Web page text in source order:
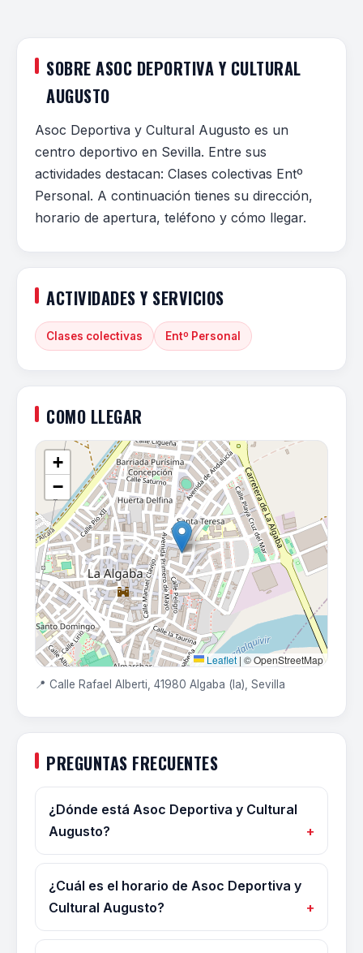
SOBRE ASOC DEPORTIVA Y CULTURAL
AUGUSTO
Asoc Deportiva y Cultural Augusto es un
centro deportivo en Sevilla. Entre sus
actividades destacan: Clases colectivas Entº
Personal. A continuación tienes su dirección,
horario de apertura, teléfono y cómo llegar.
ACTIVIDADES Y SERVICIOS
Clases colectivas Entº Personal
COMO LLEGAR
+
−
Leaflet | © OpenStreetMap
📍 Calle Rafael Alberti, 41980 Algaba (la), Sevilla
PREGUNTAS FRECUENTES
¿Dónde está Asoc Deportiva y Cultural
Augusto?
¿Cuál es el horario de Asoc Deportiva y
Cultural Augusto?